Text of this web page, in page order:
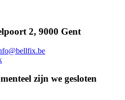
2, 9000 Gent
zijn we gesloten